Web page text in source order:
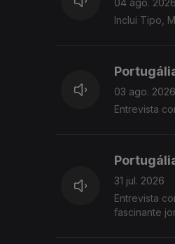
04 ago. 2026
Inclui Tipo,
03 ago. 2026
Entrevista
31 jul. 2026
Entrevista